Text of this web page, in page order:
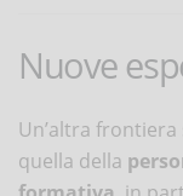
Nuove
Un’altra frontiera
quella della